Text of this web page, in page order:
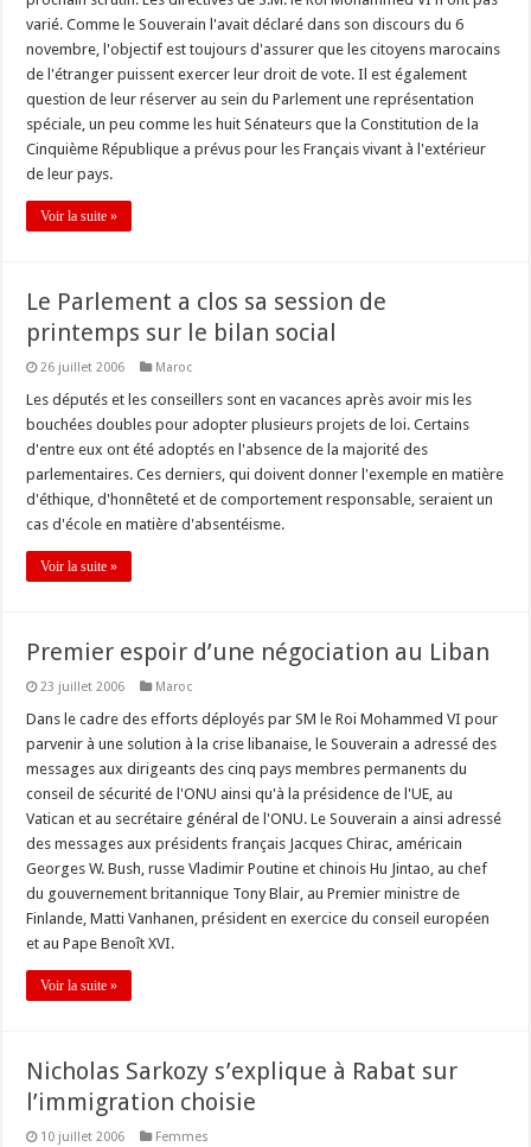
varié. Comme le Souverain l'avait déclaré dans son discours du 6
novembre, l'objectif est toujours d'assurer que les citoyens marocains
de l'étranger puissent exercer leur droit de vote. Il est également
question de leur réserver au sein du Parlement une représentation
spéciale, un peu comme les huit Sénateurs que la Constitution de la
Cinquième République a prévus pour les Français vivant à l'extérieur
de leur pays.
Voir la suite »
Le Parlement a clos sa session de
printemps sur le bilan social
26 juillet 2006 Maroc
Les députés et les conseillers sont en vacances après avoir mis les
bouchées doubles pour adopter plusieurs projets de loi. Certains
d'entre eux ont été adoptés en l'absence de la majorité des
parlementaires. Ces derniers, qui doivent donner l'exemple en matière
d'éthique, d'honnêteté et de comportement responsable, seraient un
cas d'école en matière d'absentéisme.
Voir la suite »
Premier espoir d’une négociation au Liban
23 juillet 2006 Maroc
Dans le cadre des efforts déployés par SM le Roi Mohammed VI pour
parvenir à une solution à la crise libanaise, le Souverain a adressé des
messages aux dirigeants des cinq pays membres permanents du
conseil de sécurité de l'ONU ainsi qu'à la présidence de l'UE, au
Vatican et au secrétaire général de l'ONU. Le Souverain a ainsi adressé
des messages aux présidents français Jacques Chirac, américain
Georges W. Bush, russe Vladimir Poutine et chinois Hu Jintao, au chef
du gouvernement britannique Tony Blair, au Premier ministre de
Finlande, Matti Vanhanen, président en exercice du conseil européen
et au Pape Benoît XVI.
Voir la suite »
Nicholas Sarkozy s’explique à Rabat sur
l’immigration choisie
10 juillet 2006 Femmes